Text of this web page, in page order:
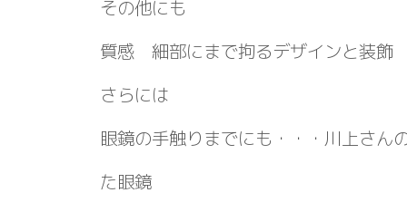
その他にも
質感 細部にまで拘るデザインと
さらには
眼鏡の手触りまでにも・・・川上さん
た眼鏡